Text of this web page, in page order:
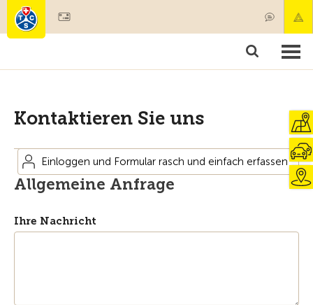
Mitgliedschaft & Leistungen
Kontaktieren Sie uns
Einloggen und Formular rasch und einfach erfassen
Allgemeine Anfrage
Ihre Nachricht